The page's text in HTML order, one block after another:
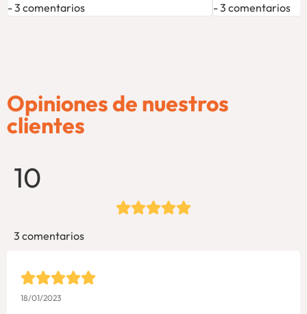
3 comentarios 3 comentarios
Opiniones de nuestros
clientes
10
3 comentarios
18/01/2023